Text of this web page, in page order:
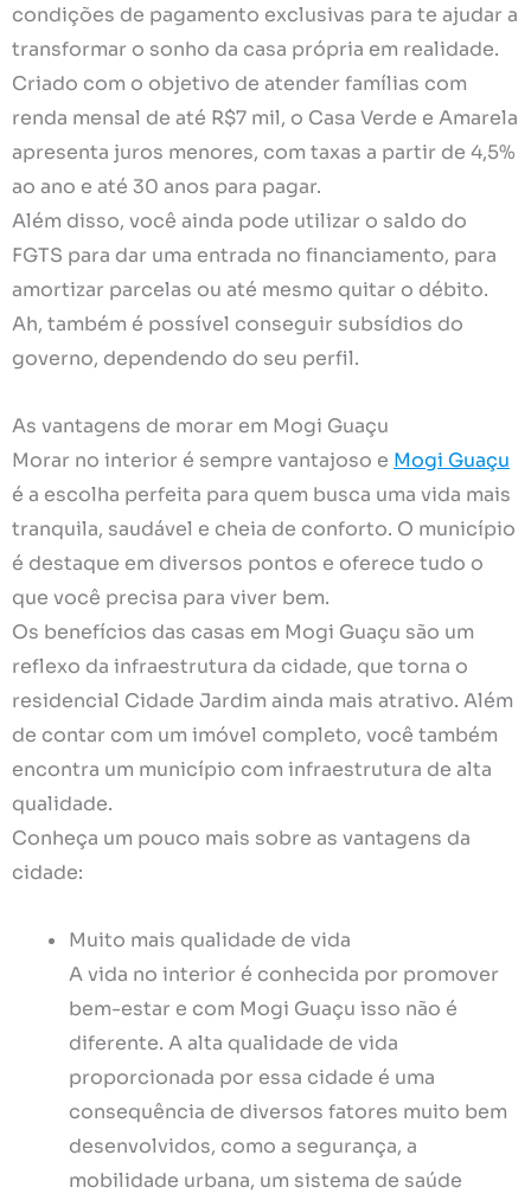
condições de pagamento exclusivas para te ajudar a
transformar o sonho da casa própria em realidade.
Criado com o objetivo de atender famílias com
renda mensal de até R$7 mil, o Casa Verde e Amarela
apresenta juros menores, com taxas a partir de 4,5%
ao ano e até 30 anos para pagar.
Além disso, você ainda pode utilizar o saldo do
FGTS para dar uma entrada no financiamento, para
amortizar parcelas ou até mesmo quitar o débito.
Ah, também é possível conseguir subsídios do
governo, dependendo do seu perfil.
As vantagens de morar em Mogi Guaçu
Morar no interior é sempre vantajoso e Mogi Guaçu
é a escolha perfeita para quem busca uma vida mais
tranquila, saudável e cheia de conforto. O município
é destaque em diversos pontos e oferece tudo o
que você precisa para viver bem.
Os benefícios das casas em Mogi Guaçu são um
reflexo da infraestrutura da cidade, que torna o
residencial Cidade Jardim ainda mais atrativo. Além
de contar com um imóvel completo, você também
encontra um município com infraestrutura de alta
qualidade.
Conheça um pouco mais sobre as vantagens da
cidade:
Muito mais qualidade de vida
A vida no interior é conhecida por promover
bem-estar e com Mogi Guaçu isso não é
diferente. A alta qualidade de vida
proporcionada por essa cidade é uma
consequência de diversos fatores muito bem
desenvolvidos, como a segurança, a
mobilidade urbana, um sistema de saúde